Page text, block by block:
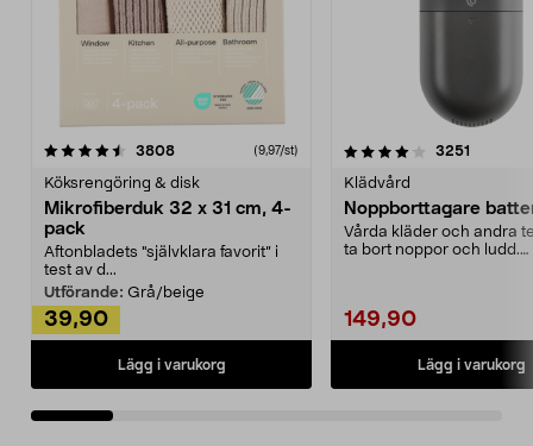
3808recensioner (9,97/st)
Köksrengöring & disk
Mikrofiberduk 32 x 31 cm, 4-
pack
Aftonbladets "självklara favorit” i
test av d...
Utförande: Grå/beige
39,90
Lägg i varukorg
4.0av 5 stjärnor 3251
Klädvård
Noppborttagare
Vårda kläder och andra
ta bort noppor och ludd.
149,90
Lägg i varukorg
4.5av 5 stjärnor